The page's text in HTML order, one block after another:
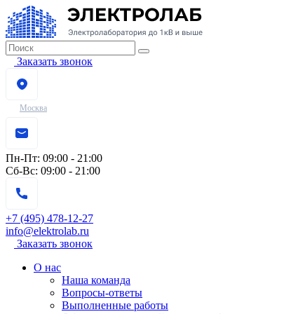
Заказать звонок
Москва
Пн-Пт: 09:00 - 21:00
Сб-Вс: 09:00 - 21:00
+7 (495) 478-12-27
info@elektrolab.ru
Заказать звонок
О нас
Наша команда
Вопросы-ответы
Выполненные работы